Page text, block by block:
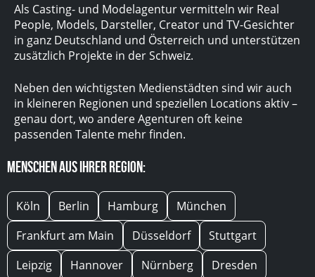
Als Casting- und Modelagentur vermitteln wir Real
People, Models, Darsteller, Creator und TV-Gesichter
in ganz Deutschland und Österreich und unterstützen
zusätzlich Projekte in der Schweiz.
Neben den wichtigsten Medienstädten sind wir auch
in kleineren Regionen und speziellen Locations aktiv –
genau dort, wo andere Agenturen oft keine
passenden Talente mehr finden.
Menschen aus Ihrer Region:
Köln Berlin Hamburg
München
Frankfurt am Main
Düsseldorf
Stuttgart
Leipzig
Hannover Nürnberg
Dresden